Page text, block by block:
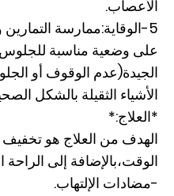
الأعصاب.
5-الوقاية:ممارسة
على وضعية مناسبة
الجيدة(عدم الوقوف أو
الأشياء الثقيلة بالشكل
*العلاج:*
الهدف من العلاج هو
الوقت،بالإضافة إلى
-مضادات الإلتهاب.